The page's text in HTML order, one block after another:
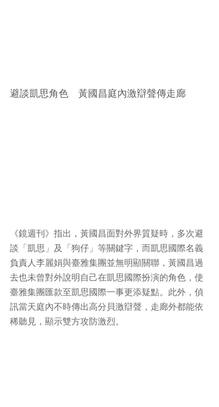
避談凱思角色 黃國昌庭內激辯聲傳走廊
《鏡週刊》指出，黃國昌面對外界質疑時，多次避
談「凱思」及「狗仔」等關鍵字，而凱思國際名義
負責人李麗娟與臺雅集團並無明顯關聯，黃國昌過
去也未曾對外說明自己在凱思國際扮演的角色，使
臺雅集團匯款至凱思國際一事更添疑點。此外，偵
訊當天庭內不時傳出高分貝激辯聲，走廊外都能依
稀聽見，顯示雙方攻防激烈。